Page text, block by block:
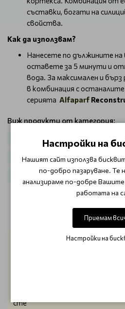
съставки, богати на
свойства.
Как да използвам?
Нанесете по дължините на
оставете за 5 минути и
вода. За максимален и
в комбинация с
серията Alfaparf
Виж продукти от категория:
За възстановяване Alfaparf
Маски за коса За възстановяване
Маски за изтощена коса
ОТЗИВИ (1)
maiii4eto@abv.bg
сте
Настройки на
Нашият сайт използва
по-добро пазаруване. Те
анализираме по-добре
работата на
Приемам
Настройки на